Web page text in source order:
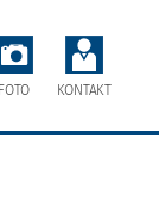
FOTO KONTAKT